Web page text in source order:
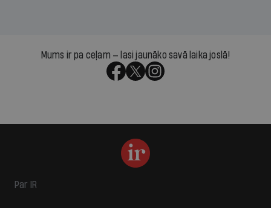
Mums ir pa ceļam — lasi jaunāko savā laika joslā!
Par IR